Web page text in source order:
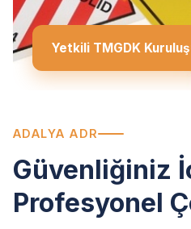
Yetkili TMGDK
ADALYA ADR
Güvenliğiniz
Profesyonel